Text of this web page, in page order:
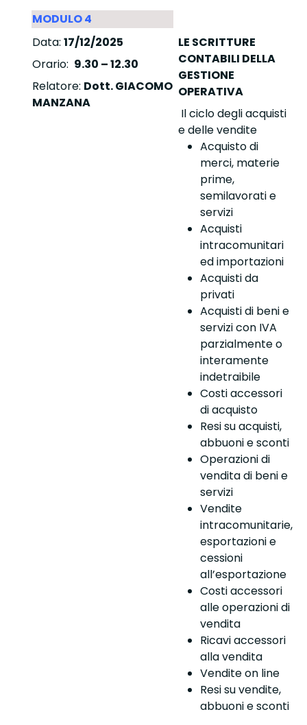
MODULO 4
Data: 17/12/2025
Orario: 9.30 – 12.30
Relatore: Dott. GIACOMO
MANZANA
LE SCRITTURE
CONTABILI DELLA
GESTIONE
OPERATIVA
Il ciclo degli acquisti
e delle vendite
Acquisto di
merci, materie
prime,
semilavorati e
servizi
Acquisti
intracomunitari
ed importazioni
Acquisti da
privati
Acquisti di beni e
servizi con IVA
parzialmente o
interamente
indetraibile
Costi accessori
di acquisto
Resi su acquisti,
abbuoni e sconti
Operazioni di
vendita di beni e
servizi
Vendite
intracomunitarie,
esportazioni e
cessioni
all’esportazione
Costi accessori
alle operazioni di
vendita
Ricavi accessori
alla vendita
Vendite on line
Resi su vendite,
abbuoni e sconti